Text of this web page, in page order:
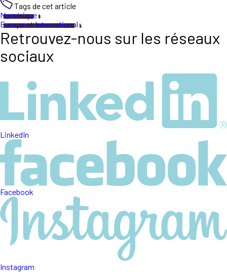
Tags de cet article
Numérique
Europe et International
Retrouvez-nous sur les réseaux
sociaux
LinkedIn
Facebook
Instagram